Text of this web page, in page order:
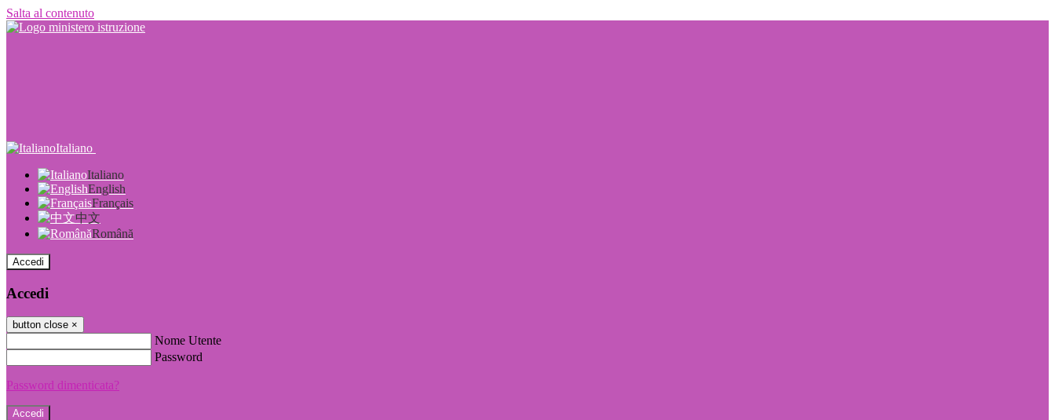
Salta al contenuto
Italiano
Italiano
English
Français
中文
Română
Accedi
Accedi
button close ×
Nome Utente
Password
Password dimenticata?